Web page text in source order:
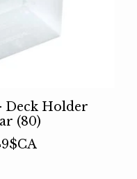
Deck Holder
(80)